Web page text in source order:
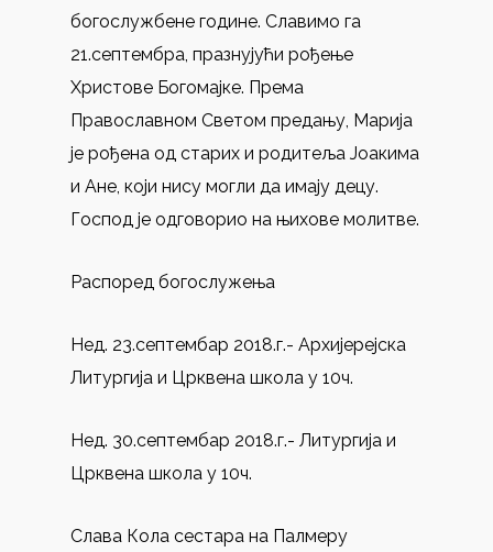
богослужбене године. Славимо га
21.септембра, празнујући рођење
Христове Богомајке. Према
Православном Светом предању, Марија
је рођена од старих и родитеља Јоакима
и Ане, који нису могли да имају децу.
Господ је одговорио на њихове молитве.
Распоред богослужења
Нед. 23.септембар 2018.г.- Архијерејска
Литургија и Црквена школа у 10ч.
Нед. 30.септембар 2018.г.- Литургија и
Црквена школа у 10ч.
Слава Кола сестара на Палмеру